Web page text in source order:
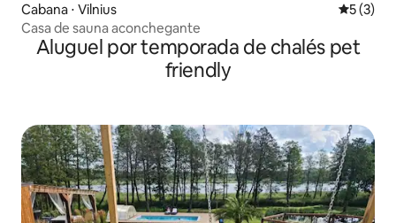
Cabana ⋅ Vilnius 5 de
5 (3)
Casa de sauna aconchegante
Aluguel por temporada de chalés pet
friendly